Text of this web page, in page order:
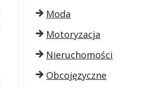
Moda
Motoryzacja
Nieruchomości
Obcojęzyczne